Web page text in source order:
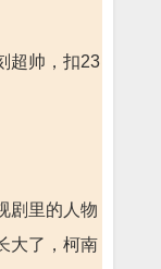
超帅，扣23
剧里的人物
大了，柯南